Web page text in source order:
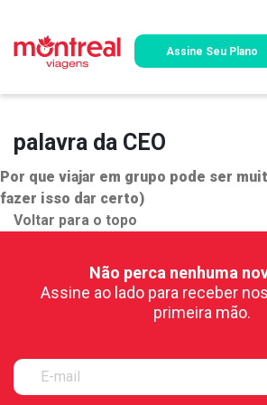
Assine Seu Plano
palavra da CEO
Por que viajar em grupo pode ser
fazer isso dar certo)
Voltar para o topo
Não perca nenhuma
Assine ao lado para receber
primeira mão.